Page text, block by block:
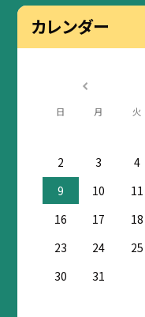
カレンダー
日 月 火
2
3 4
9
10 11
16
17 18
23
24 25
30
31